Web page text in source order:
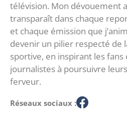
télévision. Mon dévouement
transparaît dans chaque
et chaque émission que
devenir un pilier respecté de
sportive, en inspirant les fans
journalistes à poursuivre
ferveur.
Réseaux sociaux :